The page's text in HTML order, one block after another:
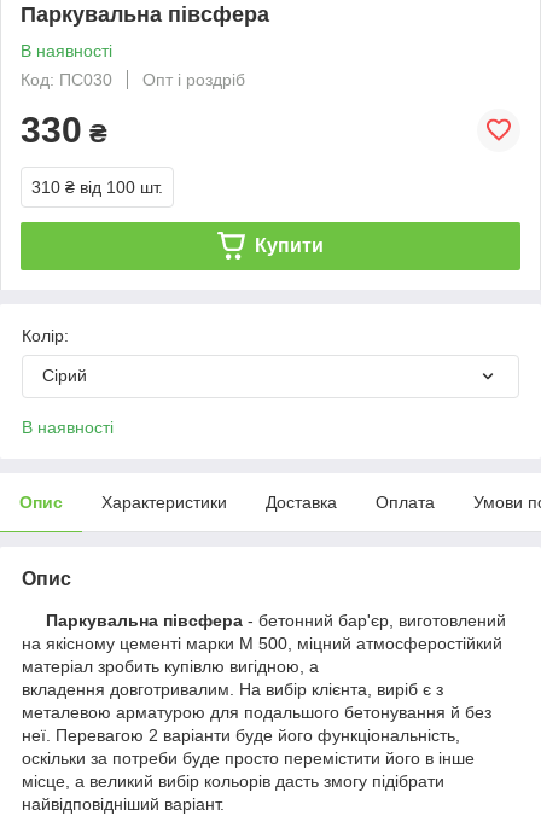
Паркувальна півсфера
В наявності
Код: ПС030
Опт і роздріб
330 ₴
310 ₴ від 100 шт.
Купити
Колір:
Сірий
В наявності
Опис Характеристики Доставка Оплата Умови
Опис
Паркувальна півсфера - бетонний бар'єр, виготовлений
на якісному цементі марки М 500, міцний атмосферостійкий
матеріал зробить купівлю вигідною, а
вкладення довготривалим. На вибір клієнта, виріб є з
металевою арматурою для подальшого бетонування й без
неї. Перевагою 2 варіанти буде його функціональність,
оскільки за потреби буде просто перемістити його в інше
місце, а великий вибір кольорів дасть змогу підібрати
найвідповідніший варіант.